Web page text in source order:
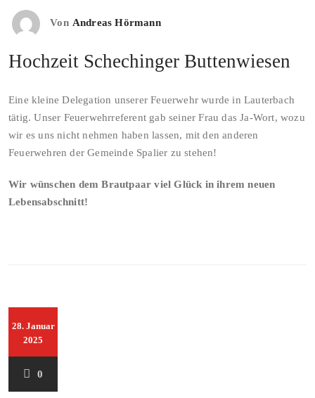
Von Andreas Hörmann
Hochzeit Schechinger Buttenwiesen
Eine kleine Delegation unserer Feuerwehr wurde in Lauterbach
tätig. Unser Feuerwehrreferent gab seiner Frau das Ja-Wort, wozu
wir es uns nicht nehmen haben lassen, mit den anderen
Feuerwehren der Gemeinde Spalier zu stehen!
Wir wünschen dem Brautpaar viel Glück in ihrem neuen
Lebensabschnitt!
28. Januar
2025
0